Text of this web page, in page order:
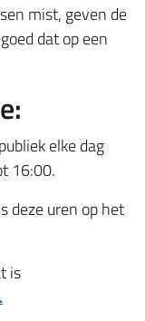
mist, geven de
dat op een
elke dag
16:00.
deze uren op het
is